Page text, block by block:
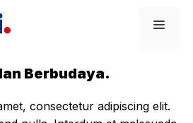
Berbudaya.
consectetur adipiscing elit.